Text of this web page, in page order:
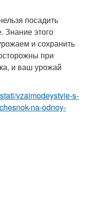
посадить
Знание этого
и сохранить
при
и ваш урожай
vzaimodeystvie-s-
na-odnoy-